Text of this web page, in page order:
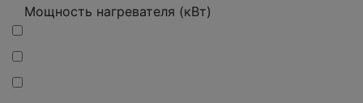
Мощность нагревателя (кВт)